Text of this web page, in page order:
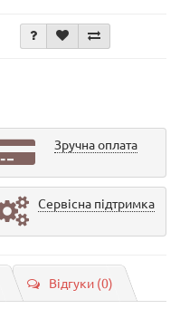
Зручна оплата
Сервісна підтримка
Відгуки (0)